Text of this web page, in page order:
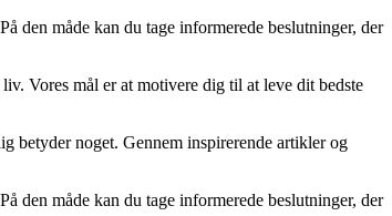
den måde kan du tage informerede beslutninger, der
Vores mål er at motivere dig til at leve dit bedste
betyder noget. Gennem inspirerende artikler og
den måde kan du tage informerede beslutninger, der